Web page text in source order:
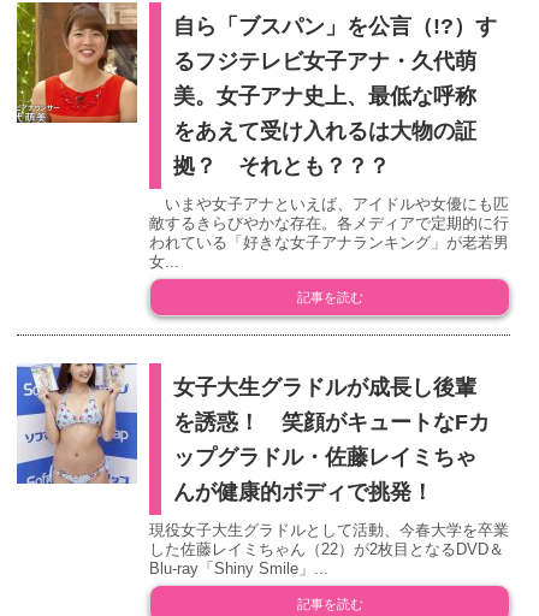
自ら「ブスパン」を公言（!?）す
るフジテレビ女子アナ・久代萌
美。女子アナ史上、最低な呼称
をあえて受け入れるは大物の証
拠？ それとも？？？
いまや女子アナといえば、アイドルや女優にも匹
敵するきらびやかな存在。各メディアで定期的に行
われている「好きな女子アナランキング」が老若男
女...
記事を読む
女子大生グラドルが成長し後輩
を誘惑！ 笑顔がキュートなFカ
ップグラドル・佐藤レイミちゃ
んが健康的ボディで挑発！
現役女子大生グラドルとして活動、今春大学を卒業
した佐藤レイミちゃん（22）が2枚目となるDVD＆
Blu-ray「Shiny Smile」...
記事を読む